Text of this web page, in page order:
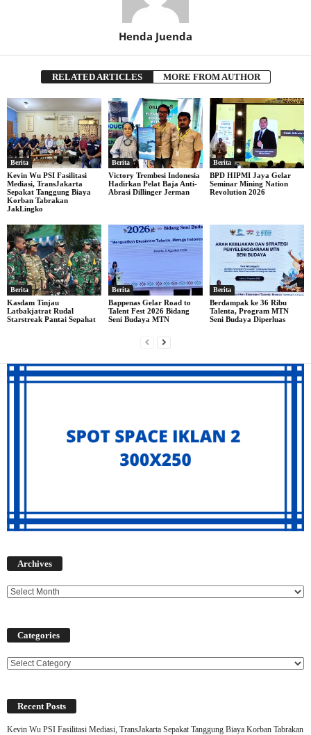
Henda Juenda
RELATED ARTICLES MORE FROM AUTHOR
Berita
Kevin Wu PSI Fasilitasi
Mediasi, TransJakarta
Sepakat Tanggung Biaya
Korban Tabrakan
JakLingko
Berita
Victory Trembesi Indonesia
Hadirkan Pelat Baja Anti-
Abrasi Dillinger Jerman
Berita
BPD HIPMI Jaya Gelar
Seminar Mining Nation
Revolution 2026
Berita
Kasdam Tinjau
Latbakjatrat Rudal
Starstreak Pantai Sepahat
Berita
Bappenas Gelar Road to
Talent Fest 2026 Bidang
Seni Budaya MTN
Berita
Berdampak ke 36 Ribu
Talenta, Program MTN
Seni Budaya Diperluas
Archives
Categories
Categories
Recent Posts
Kevin Wu PSI Fasilitasi Mediasi, TransJakarta Sepakat Tanggung Biaya Korban Tabrakan